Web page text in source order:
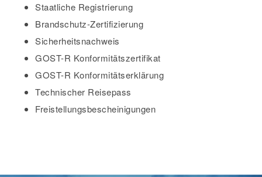
Staatliche Registrierung
Brandschutz-Zertifizierung
Sicherheitsnachweis
GOST-R Konformitätszertifikat
GOST-R Konformitätserklärung
Technischer Reisepass
Freistellungsbescheinigungen